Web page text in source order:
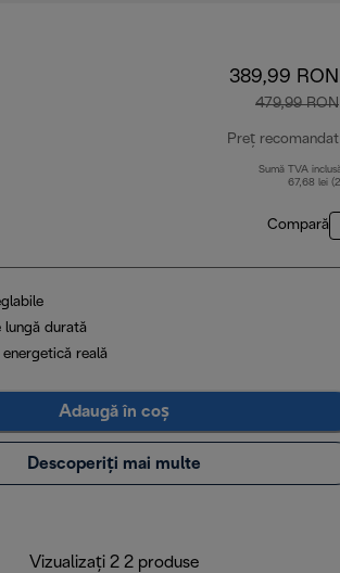
389,99 RON
479,99 RON
Preț recomandat
Sumă TVA
67,68 lei
Compară
lungă durată
energetică reală
Adaugă în coș
Descoperiți mai multe
Vizualizați 2 2 produse